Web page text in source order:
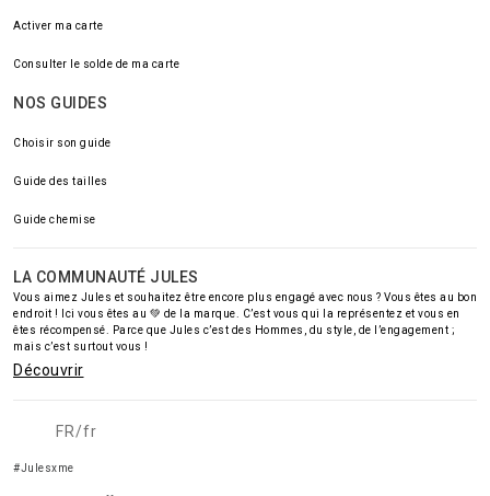
Activer ma carte
Consulter le solde de ma carte
NOS GUIDES
Choisir son guide
Guide des tailles
Guide chemise
LA COMMUNAUTÉ JULES
Vous aimez Jules et souhaitez être encore plus engagé avec nous ? Vous êtes au bon
endroit ! Ici vous êtes au 💚 de la marque. C’est vous qui la représentez et vous en
êtes récompensé. Parce que Jules c’est des Hommes, du style, de l’engagement ;
mais c’est surtout vous !
Découvrir
FR/fr
#Julesxme